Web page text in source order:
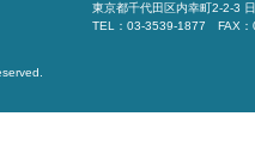
東京都千代田区内幸町2-2-3
TEL：03-3539-1877 FAX：